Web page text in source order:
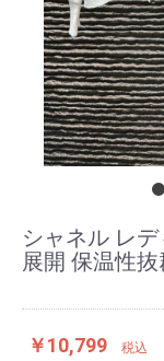
シャネル レ
展開 保温性
￥10,799 税込